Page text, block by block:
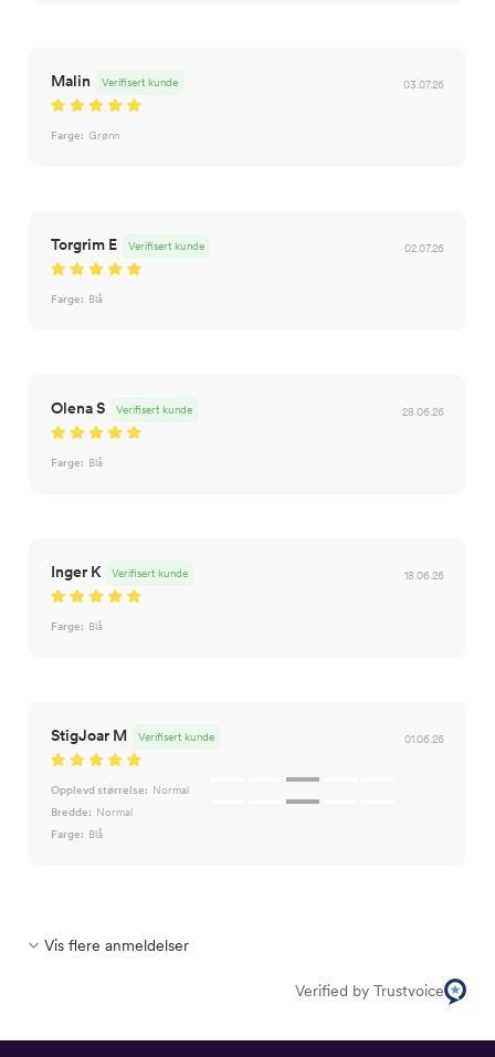
Malin 03.07.26
Verifisert kunde
Farge: Grønn
Torgrim E 02.07.26
Verifisert kunde
Farge: Blå
Olena S 28.06.26
Verifisert kunde
Farge: Blå
Inger K 18.06.26
Verifisert kunde
Farge: Blå
StigJoar M 01.06.26
Verifisert kunde
Opplevd størrelse: Normal
Bredde: Normal
Farge: Blå
Vis flere anmeldelser
Verified by Trustvoice